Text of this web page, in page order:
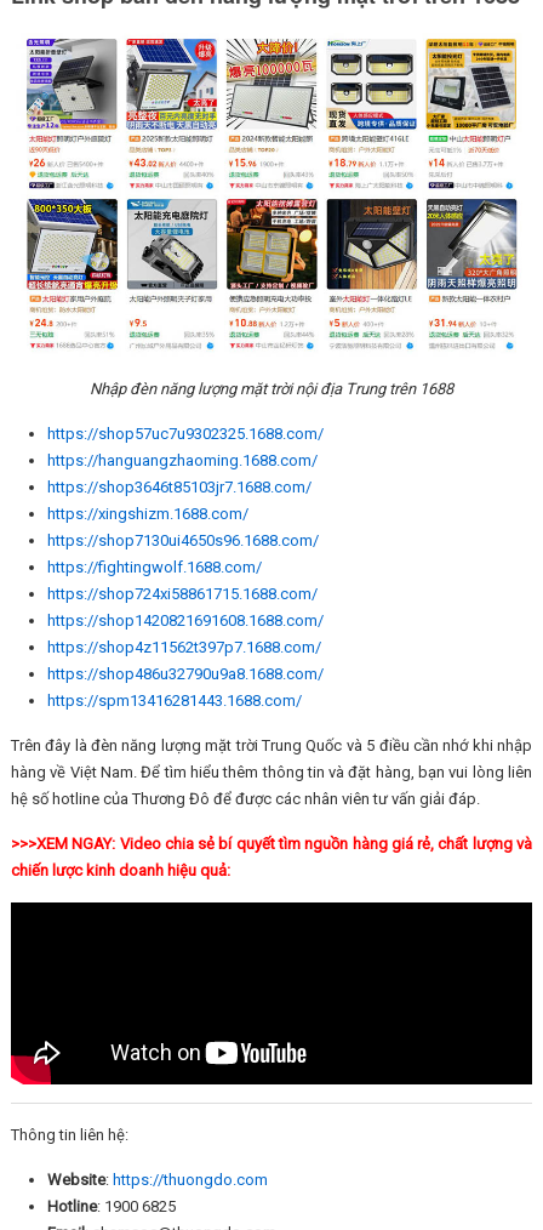
Nhập đèn năng lượng mặt trời nội địa Trung trên 1688
https://shop57uc7u9302325.1688.com/
https://hanguangzhaoming.1688.com/
https://shop3646t85103jr7.1688.com/
https://xingshizm.1688.com/
https://shop7130ui4650s96.1688.com/
https://fightingwolf.1688.com/
https://shop724xi58861715.1688.com/
https://shop1420821691608.1688.com/
https://shop4z11562t397p7.1688.com/
https://shop486u32790u9a8.1688.com/
https://spm13416281443.1688.com/
Trên đây là đèn năng lượng mặt trời Trung Quốc và 5 điều cần nhớ khi nhập
hàng về Việt Nam. Để tìm hiểu thêm thông tin và đặt hàng, bạn vui lòng liên
hệ số hotline của Thương Đô để được các nhân viên tư vấn giải đáp.
>>>XEM NGAY: Video chia sẻ bí quyết tìm nguồn hàng giá rẻ, chất lượng và
chiến lược kinh doanh hiệu quả:
Thông tin liên hệ:
Website: https://thuongdo.com
Hotline: 1900 6825